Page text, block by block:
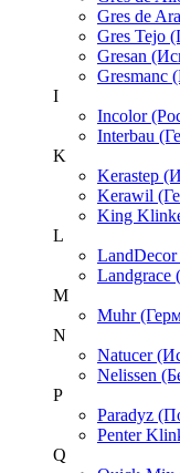
Gres de
Gres Tejo
Gresan
Gresmanc
I
Incolor
Interbau
K
Kerastep
Kerawil
King
L
Landgrace
M
Muhr
N
Natucer
Nelissen
P
Paradyz
Penter
Q